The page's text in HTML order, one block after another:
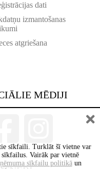
dati
izmantošanas
atgriešana
MĒDIJI
sīkfaili. Turklāt šī vietne var
Vairāk par vietnē
sīkfailu politikāun